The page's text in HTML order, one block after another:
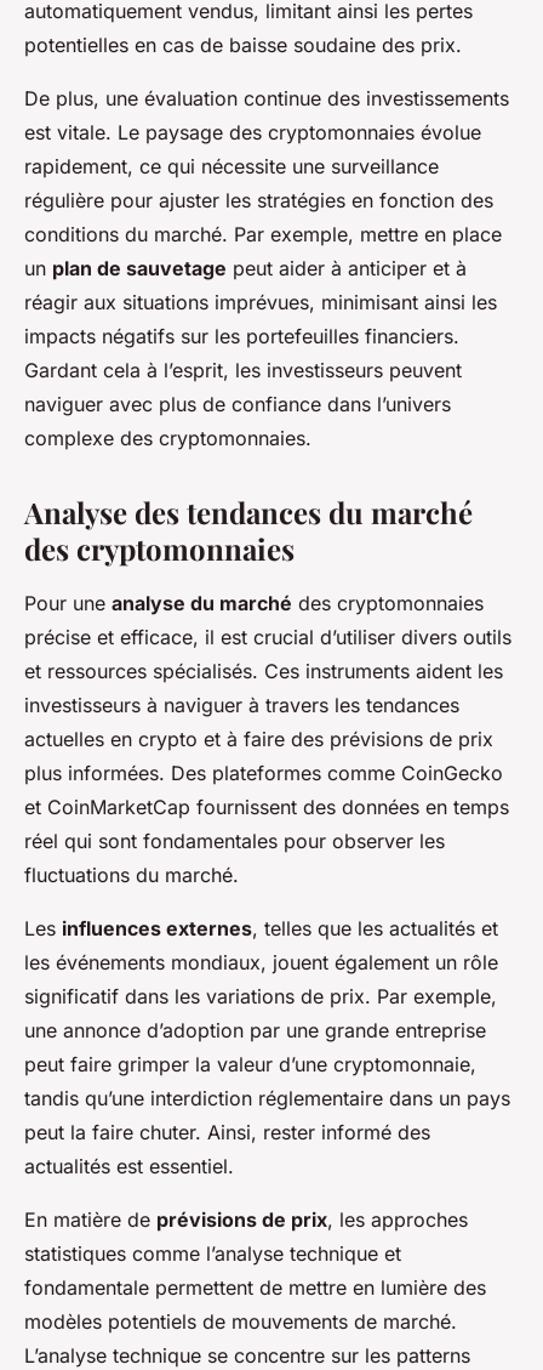
automatiquement vendus, limitant ainsi les pertes
potentielles en cas de baisse soudaine des prix.
De plus, une évaluation continue des investissements
est vitale. Le paysage des cryptomonnaies évolue
rapidement, ce qui nécessite une surveillance
régulière pour ajuster les stratégies en fonction des
conditions du marché. Par exemple, mettre en place
un plan de sauvetage peut aider à anticiper et à
réagir aux situations imprévues, minimisant ainsi les
impacts négatifs sur les portefeuilles financiers.
Gardant cela à l’esprit, les investisseurs peuvent
naviguer avec plus de confiance dans l’univers
complexe des cryptomonnaies.
Analyse des tendances du marché
des cryptomonnaies
Pour une analyse du marché des cryptomonnaies
précise et efficace, il est crucial d’utiliser divers outils
et ressources spécialisés. Ces instruments aident les
investisseurs à naviguer à travers les tendances
actuelles en crypto et à faire des prévisions de prix
plus informées. Des plateformes comme CoinGecko
et CoinMarketCap fournissent des données en temps
réel qui sont fondamentales pour observer les
fluctuations du marché.
Les influences externes, telles que les actualités et
les événements mondiaux, jouent également un rôle
significatif dans les variations de prix. Par exemple,
une annonce d’adoption par une grande entreprise
peut faire grimper la valeur d’une cryptomonnaie,
tandis qu’une interdiction réglementaire dans un pays
peut la faire chuter. Ainsi, rester informé des
actualités est essentiel.
En matière de prévisions de prix, les approches
statistiques comme l’analyse technique et
fondamentale permettent de mettre en lumière des
modèles potentiels de mouvements de marché.
L’analyse technique se concentre sur les patterns